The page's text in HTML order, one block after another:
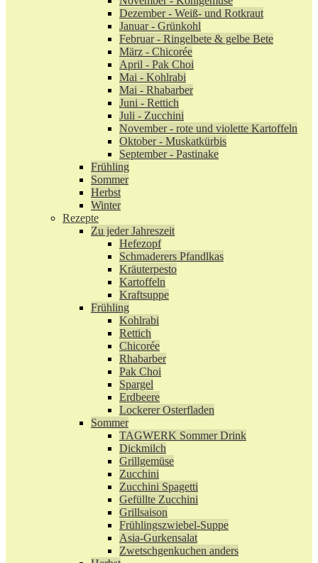
Dezember - Weiß- und Rotkraut
Januar - Grünkohl
Februar - Ringelbete & gelbe Bete
März - Chicorée
April - Pak Choi
Mai - Kohlrabi
Mai - Rhabarber
Juni - Rettich
Juli - Zucchini
November - rote und violette Kartoffeln
Oktober - Muskatkürbis
September - Pastinake
Frühling
Sommer
Herbst
Winter
Rezepte
Zu jeder Jahreszeit
Hefezopf
Schmaderers Pfandlkas
Kräuterpesto
Kartoffeln
Kraftsuppe
Frühling
Kohlrabi
Rettich
Chicorée
Rhabarber
Pak Choi
Spargel
Erdbeere
Lockerer Osterfladen
Sommer
TAGWERK Sommer Drink
Dickmilch
Grillgemüse
Zucchini
Zucchini Spagetti
Gefüllte Zucchini
Grillsaison
Frühlingszwiebel-Suppe
Asia-Gurkensalat
Zwetschgenkuchen anders